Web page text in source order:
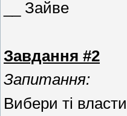
__ Зайве
Завдання #2
Запитання:
Вибери ті